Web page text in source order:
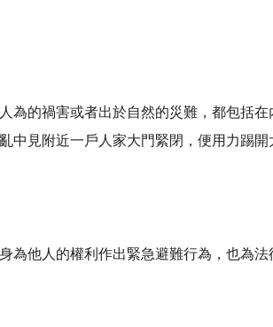
為的禍害或者出於自然的災難，都包括
中見附近一戶人家大門緊閉，便用力踢
為他人的權利作出緊急避難行為，也為